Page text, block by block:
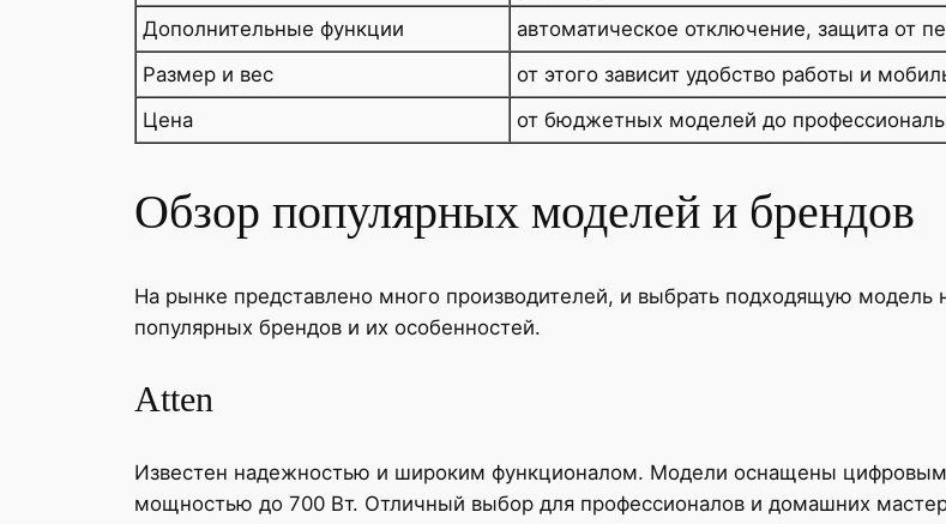
Дополнительные функции
автоматическое отключение, защита от
Размер и вес
от этого зависит удобство работы и
Цена
от бюджетных моделей до
Обзор популярных моделей и брендов
На рынке представлено много производителей, и выбрать подходящую модель
популярных брендов и их особенностей.
Atten
Известен надежностью и широким функционалом. Модели оснащены
мощностью до 700 Вт. Отличный выбор для профессионалов и домашних